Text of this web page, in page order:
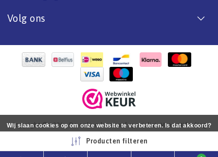
Volg ons
Copyright © 2026 - De online bootverf specialist. Van antifouling
tot aflak. - All rights reserved - RealizationInStijl Media
Producten filteren
Wij slaan cookies op om onze website te verbeteren. Is dat akkoord?
Nee Meer over cookies »